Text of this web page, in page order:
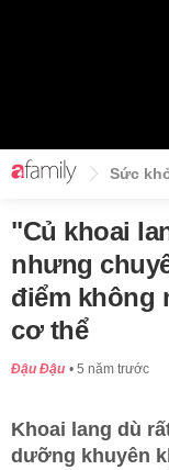
Sức
"Củ khoai
nhưng
điểm không
cơ thể
Đậu Đậu 5 năm trước
Khoai lang dù
dưỡng khuyên